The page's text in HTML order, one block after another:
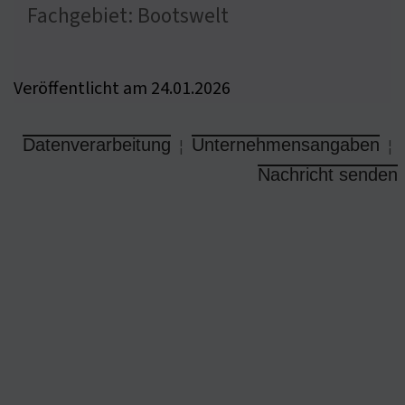
Fachgebiet: Bootswelt
Veröffentlicht am 24.01.2026
Datenverarbeitung ¦ Unternehmensangaben ¦
Nachricht senden